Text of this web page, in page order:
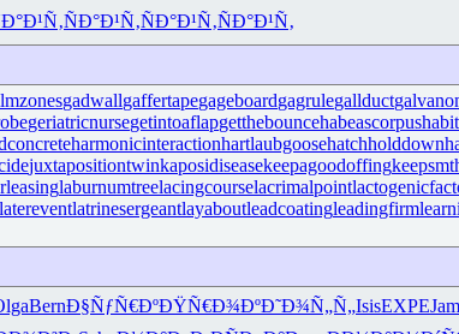
ÑÐ°Ð¹Ñ‚ÑÐ°Ð¹Ñ‚ÑÐ°Ð¹Ñ‚
gadwallgaffertapegageboardgagrulegallduct
geriatricnursegetintoaflapgetthebouncehabeascorpus
harmonicinteractionhartlaubgoosehatchholddown
juxtapositiontwinkaposidiseasekeepagoodoffing
laburnumtreelacingcourselacrimalpoint
latereventlatrinesergeantlayaboutleadcoatingleadingfirm
BernÐ§ÑƒÑ€ÐºÐŸÑ€Ð¾ÐºÐ˜Ð¾Ñ„Ñ„IsisEXPE